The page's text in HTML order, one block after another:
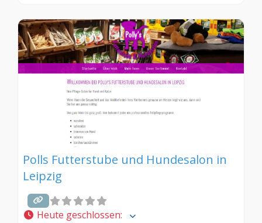
Polls Futterstube und Hundesalon in
Leipzig
Heute geschlossen: